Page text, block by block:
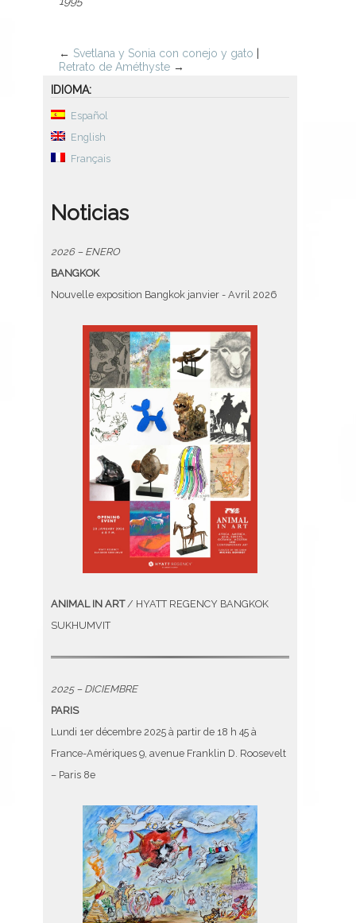
← Svetlana y Sonia con conejo y gato
Retrato de Améthyste →
IDIOMA:
Español
English
Français
Noticias
2026 – ENERO
BANGKOK
Nouvelle exposition Bangkok janvier - Avril 2026
ANIMAL IN ART/ HYATT REGENCY BANGKOK
SUKHUMVIT
2025 – DICIEMBRE
PARIS
Lundi 1er décembre 2025 à partir de 18 h 45 à
France-Amériques 9, avenue Franklin D. Roosevelt
– Paris 8e